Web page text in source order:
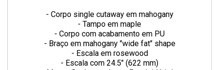
- Corpo single cutaway em mahogany
- Tampo em maple
- Corpo com acabamento em PU
- Braço em mahogany "wide fat" shape
- Escala em rosewood
- Escala com 24.5" (622 mm)